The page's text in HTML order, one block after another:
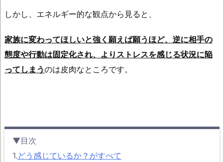
しかし、エネルギー的な観点から見ると、
家族に変わってほしいと強く願えば願うほど、逆に相手の
態度や行動は固定化され、よりストレスを感じる状況に陥
ってしまうのは皮肉なところです。
▼目次
1.どう感じているか？がすべて